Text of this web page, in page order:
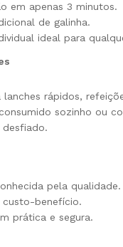
em apenas 3 minutos.
de galinha.
ideal para
lanches rápidos,
sozinho ou
pela qualidade.
custo-benefício.
prática e segura.